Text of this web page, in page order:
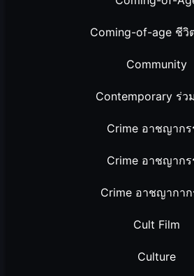
Coming-of-age ชีวิ
Community
Contemporary ร่ว
Crime อาชญากร
Crime อาชญากร
Crime อาชญากาก
Cult Film
Culture